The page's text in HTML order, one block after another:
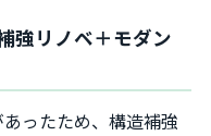
強リノベ＋モダン
ったため、構造補強